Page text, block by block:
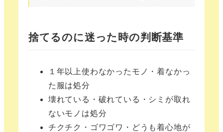
捨てるのに迷った時の判断基準
１年以上使わなかったモノ・着なかっ
た服は処分
壊れている・破れている・シミが取れ
ないモノは処分
チクチク・ゴワゴワ・どうも着心地が